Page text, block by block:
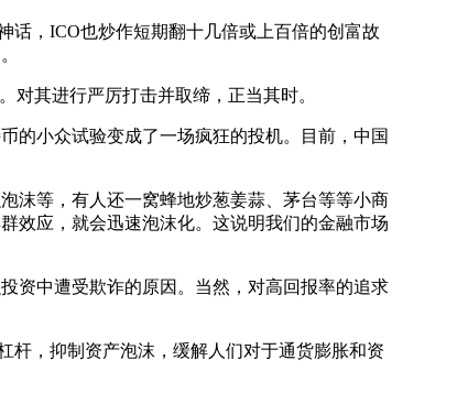
，ICO也炒作短期翻十几倍或上百倍的创富故
其进行严厉打击并取缔，正当其时。
小众试验变成了一场疯狂的投机。目前，中国
等，有人还一窝蜂地炒葱姜蒜、茅台等等小商
效应，就会迅速泡沫化。这说明我们的金融市场
中遭受欺诈的原因。当然，对高回报率的追求
，抑制资产泡沫，缓解人们对于通货膨胀和资